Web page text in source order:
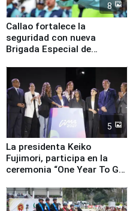
8
Callao fortalece la
seguridad con nueva
Brigada Especial de
equipamiento para
Serenazgo
5
La presidenta Keiko
Fujimori, participa en la
ceremonia “One Year To Go